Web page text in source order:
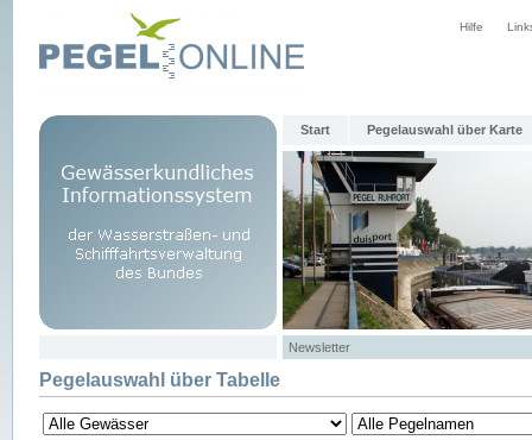
Hilfe
Start Pegelauswahl über Karte
Newsletter
Pegelauswahl über Tabelle